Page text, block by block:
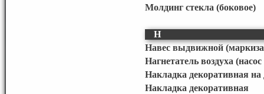
Молдинг стекла (боковое)
Н
Навес выдвижной
Нагнетатель воздуха
Накладка декоративная
Накладка декоративная